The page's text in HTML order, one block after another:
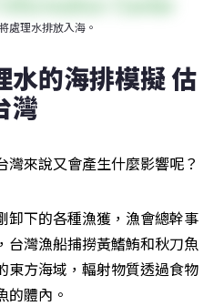
處理水排放入海。
水的海排模擬 估
灣
來說又會產生什麼影響呢？
卸下的各種漁獲，漁會總幹事
台灣漁船捕撈黃鰭鮪和秋刀魚
東方海域，輻射物質透過食物
的體內。